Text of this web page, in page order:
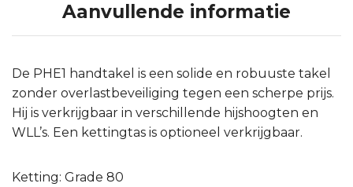
Aanvullende informatie
De PHE1 handtakel is een solide en robuuste takel
zonder overlastbeveiliging tegen een scherpe prijs.
Hij is verkrijgbaar in verschillende hijshoogten en
WLL’s. Een kettingtas is optioneel verkrijgbaar.
Ketting: Grade 80